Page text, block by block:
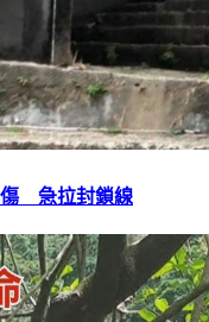
傷 急拉封鎖線